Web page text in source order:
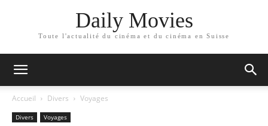
Daily Movies
Toute l'actualité du cinéma et du cinéma en Suisse
Accueil Divers Voyages
Divers Voyages